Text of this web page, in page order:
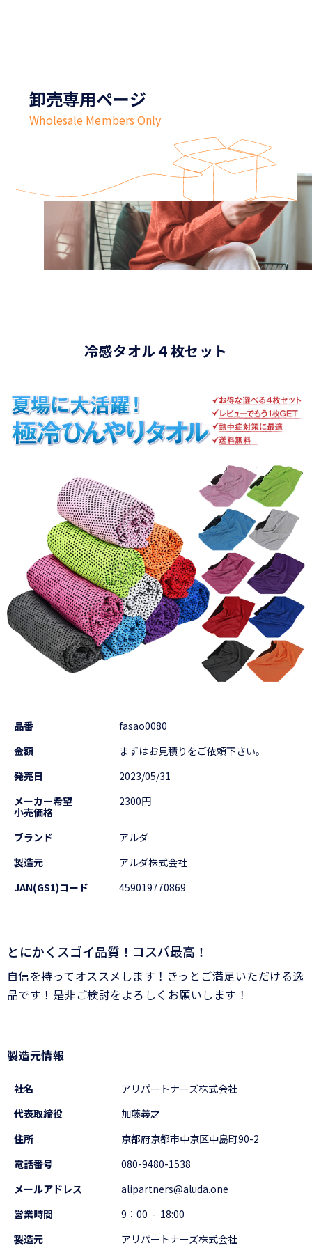
卸売専用ページ
Wholesale Members Only
冷感タオル４枚セット
品番
fasao0080
金額
まずはお見積りをご依頼下さい。
発売日
2023/05/31
メーカー希望
小売価格
2300円
ブランド
アルダ
製造元
アルダ株式会社
JAN(GS1)コード
459019770869
とにかくスゴイ品質！コスパ最高！
自信を持ってオススメします！きっとご満足いただける逸
品です！是非ご検討をよろしくお願いします！
製造元情報
社名
アリパートナーズ株式会社
代表取締役
加藤義之
住所
京都府京都市中京区中島町90-2
電話番号
080-9480-1538
メールアドレス
alipartners@aluda.one
営業時間
9：00 - 18:00
製造元
アリパートナーズ株式会社